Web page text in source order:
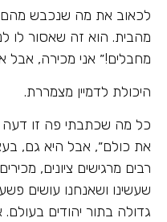
לכאוב את מה שנכבש מהם,
מהבית. הוא זה שאסור לו
מחבלים!״ אני מכירה, אבל
היכולת לדמיין מצמררת.
כל מה שכתבתי פה זו דעה
את כולם״, אבל היא גם,
רבים מרגישים ציונים,
שעשינו ושאנחנו עושים
גדולה בתור יהודים